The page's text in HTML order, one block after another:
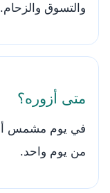
والتسوق والزحام.
متى أزوره؟
في يوم مشمس أو
من يوم واحد.